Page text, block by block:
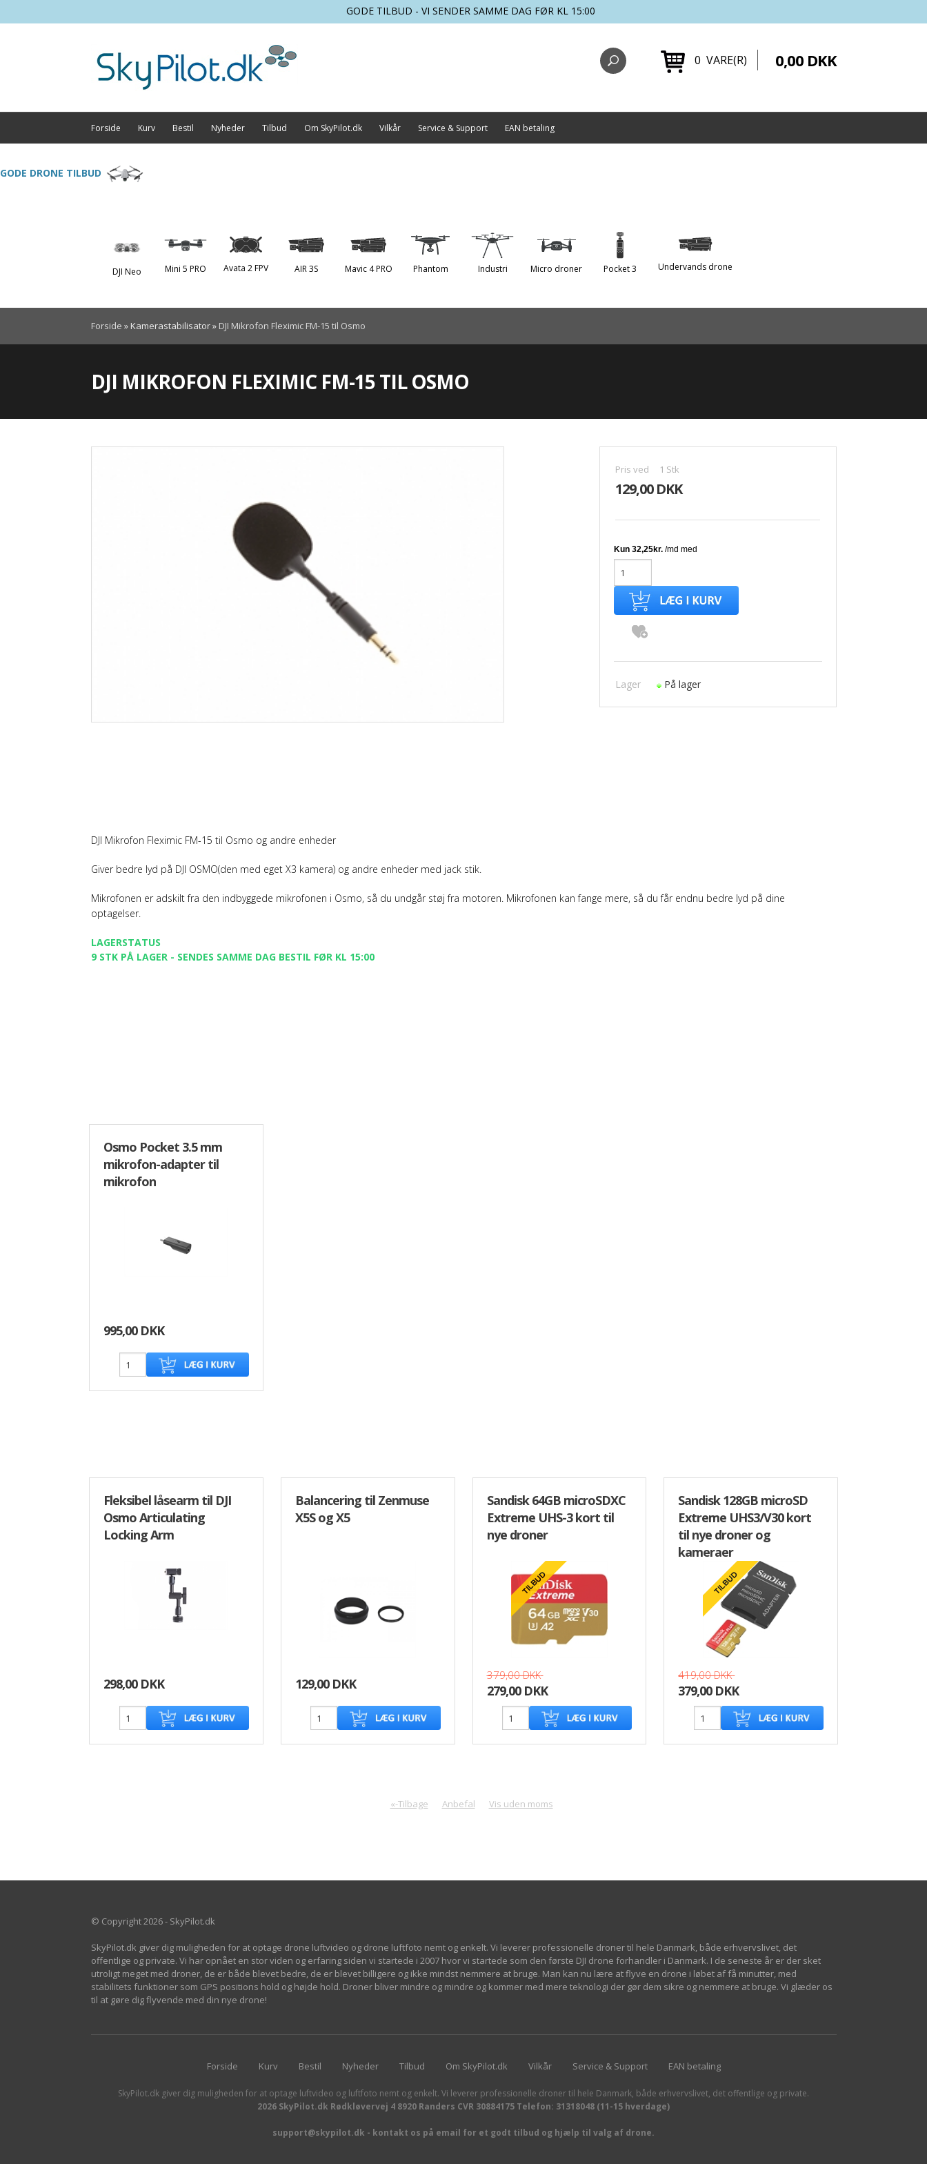
GODE TILBUD - VI SENDER SAMME DAG FØR KL 15:00
0 VARE(R) 0,00 DKK
Forside Kurv Bestil Nyheder Tilbud Om SkyPilot.dk Vilkår Service & Support EAN betaling
GODE DRONE TILBUD
DJI Neo Mini 5 PRO Avata 2 FPV AIR 3S Mavic 4 PRO Phantom Industri Micro droner Pocket 3 Undervands drone
Forside » Kamerastabilisator» DJI Mikrofon Fleximic FM-15 til Osmo
DJI MIKROFON FLEXIMIC FM-15 TIL OSMO
Pris ved 1 Stk
129,00 DKK
Lager På lager
DJI Mikrofon Fleximic FM-15 til Osmo og andre enheder
Giver bedre lyd på DJI OSMO(den med eget X3 kamera) og andre enheder med jack stik.
Mikrofonen er adskilt fra den indbyggede mikrofonen i Osmo, så du undgår støj fra motoren. Mikrofonen kan fange mere, så du får endnu bedre lyd på dine
optagelser.
LAGERSTATUS
9 STK PÅ LAGER - SENDES SAMME DAG BESTIL FØR KL 15:00
Osmo Pocket 3.5 mm
mikrofon-adapter til
mikrofon
995,00 DKK
Fleksibel låsearm til DJI
Osmo Articulating
Locking Arm
298,00 DKK
Balancering til Zenmuse
X5S og X5
129,00 DKK
Sandisk 64GB microSDXC
Extreme UHS-3 kort til
nye droner
379,00 DKK
279,00 DKK
Sandisk 128GB microSD
Extreme UHS3/V30 kort
til nye droner og
kameraer
419,00 DKK
379,00 DKK
«-Tilbage Anbefal Vis uden moms
© Copyright 2026 - SkyPilot.dk
SkyPilot.dk giver dig muligheden for at optage drone luftvideo og drone luftfoto nemt og enkelt. Vi leverer professionelle droner til hele Danmark, både erhvervslivet, det
offentlige og private. Vi har opnået en stor viden og erfaring siden vi startede i 2007 hvor vi startede som den første DJI drone forhandler i Danmark. I de seneste år er der sket
utroligt meget med droner, de er både blevet bedre, de er blevet billigere og ikke mindst nemmere at bruge. Man kan nu lære at flyve en drone i løbet af få minutter, med
stabilitets funktioner som GPS positions hold og højde hold. Droner bliver mindre og mindre og kommer med mere teknologi der gør dem sikre og nemmere at bruge. Vi glæder os
til at gøre dig flyvende med din nye drone!
Forside Kurv Bestil Nyheder Tilbud Om SkyPilot.dk Vilkår Service & Support EAN betaling
SkyPilot.dk giver dig muligheden for at optage luftvideo og luftfoto nemt og enkelt. Vi leverer professionelle droner til hele Danmark, både erhvervslivet, det offentlige og private.
2026 SkyPilot.dk Rødkløvervej 4 8920 Randers CVR 30884175 Telefon: 31318048 (11-15 hverdage)
support@skypilot.dk - kontakt os på email for et godt tilbud og hjælp til valg af drone.